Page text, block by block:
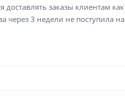
заказы клиентам
через 3 недели не поступила